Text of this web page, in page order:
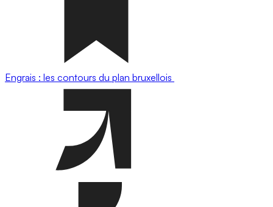
Engrais : les contours du plan bruxellois